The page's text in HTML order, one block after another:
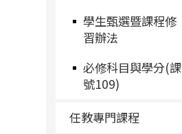
學生甄選暨課程修
習辦法
必修科目與學分(課
號109)
任教專門課程